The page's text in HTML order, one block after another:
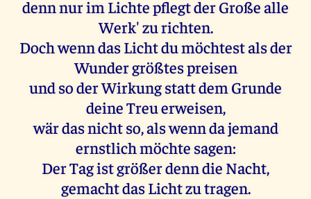
denn nur im Lichte pflegt der Große alle
Werk' zu richten.
Doch wenn das Licht du möchtest als der
Wunder größtes preisen
und so der Wirkung statt dem Grunde
deine Treu erweisen,
wär das nicht so, als wenn da jemand
ernstlich möchte sagen:
Der Tag ist größer denn die Nacht,
gemacht das Licht zu tragen.